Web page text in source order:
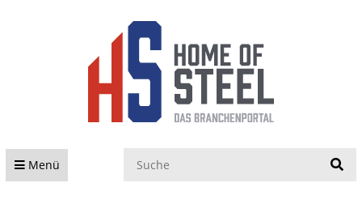
Menü